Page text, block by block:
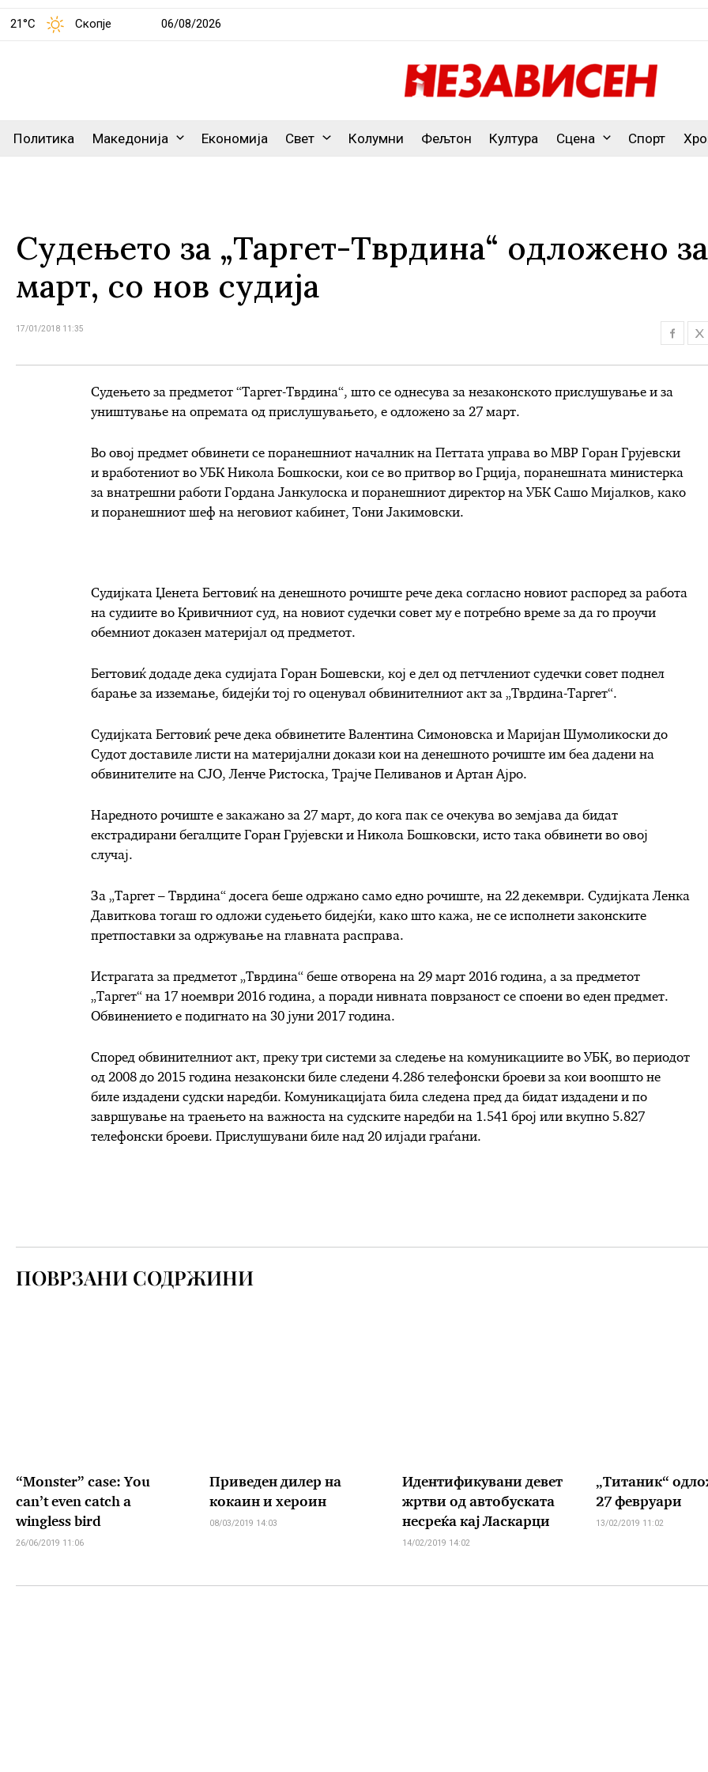
21°C Скопје 06/08/2026
Политика Македонија Економија Свет Колумни Фељтон Култура Сцена Спорт
Судењето за „Таргет-Тврдина“ одложено
март, со нов судија
17/01/2018 11:35
Судењето за предметот “Таргет-Тврдина“, што се однесува за незаконското прислушување и за
уништување на опремата од прислушувањето, е одложено за 27 март.
Во овој предмет обвинети се поранешниот началник на Петтата управа во МВР Горан Грујевски
и вработениот во УБК Никола Бошкоски, кои се во притвор во Грција, поранешната министерка
за внатрешни работи Гордана Јанкулоска и поранешниот директор на УБК Сашо Мијалков, како
и поранешниот шеф на неговиот кабинет, Тони Јакимовски.
Судијката Џенета Бегтовиќ на денешното рочиште рече дека согласно новиот распоред за работа
на судиите во Кривичниот суд, на новиот судечки совет му е потребно време за да го проучи
обемниот доказен материјал од предметот.
Бегтовиќ додаде дека судијата Горан Бошевски, кој е дел од петчлениот судечки совет поднел
барање за изземање, бидејќи тој го оценувал обвинителниот акт за „Тврдина-Таргет“.
Судијката Бегтовиќ рече дека обвинетите Валентина Симоновска и Маријан Шумоликоски до
Судот доставиле листи на материјални докази кои на денешното рочиште им беа дадени на
обвинителите на СЈО, Ленче Ристоска, Трајче Пеливанов и Артан Ајро.
Наредното рочиште е закажано за 27 март, до кога пак се очекува во земјава да бидат
екстрадирани бегалците Горан Грујевски и Никола Бошковски, исто така обвинети во овој
случај.
За „Таргет – Тврдина“ досега беше одржано само едно рочиште, на 22 декември. Судијката Ленка
Давиткова тогаш го одложи судењето бидејќи, како што кажа, не се исполнети законските
претпоставки за одржување на главната расправа.
Истрагата за предметот „Тврдина“ беше отворена на 29 март 2016 година, а за предметот
„Таргет“ на 17 ноември 2016 година, а поради нивната поврзаност се споени во еден предмет.
Обвинението е подигнато на 30 јуни 2017 година.
Според обвинителниот акт, преку три системи за следење на комуникациите во УБК, во периодот
од 2008 до 2015 година незаконски биле следени 4.286 телефонски броеви за кои воопшто не
биле издадени судски наредби. Комуникацијата била следена пред да бидат издадени и по
завршување на траењето на важноста на судските наредби на 1.541 број или вкупно 5.827
телефонски броеви. Прислушувани биле над 20 илјади граѓани.
ПОВРЗАНИ СОДРЖИНИ
“Monster” case: You
can’t even catch a
wingless bird
26/06/2019 11:06
Приведен дилер на
кокаин и хероин
08/03/2019 14:03
Идентификувани девет
жртви од автобуската
несреќа кај Ласкарци
14/02/2019 14:02
„Титаник“
27 февруари
13/02/2019 11:02